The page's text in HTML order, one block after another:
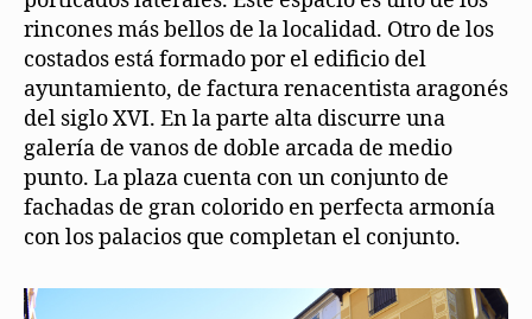
rincones más bellos de la localidad. Otro de los
costados está formado por el edificio del
ayuntamiento, de factura renacentista aragonés
del siglo XVI. En la parte alta discurre una
galería de vanos de doble arcada de medio
punto. La plaza cuenta con un conjunto de
fachadas de gran colorido en perfecta armonía
con los palacios que completan el conjunto.